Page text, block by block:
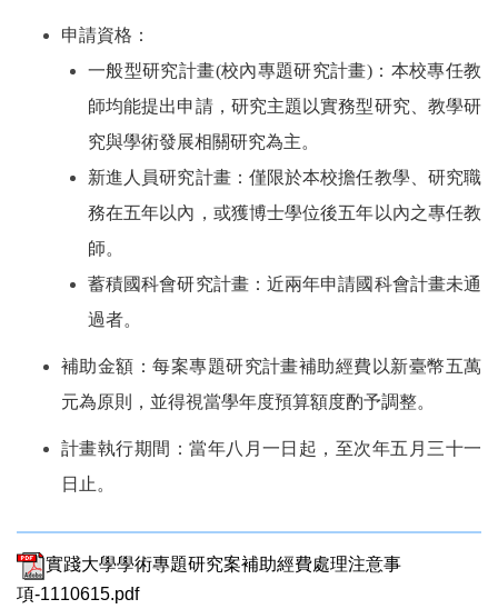
申請資格：
一般型研究計畫(校內專題研究計畫)：本校專任教
師均能提出申請，研究主題以實務型研究、教學研
究與學術發展相關研究為主。
新進人員研究計畫：僅限於本校擔任教學、研究職
務在五年以內，或獲博士學位後五年以內之專任教
師。
蓄積國科會研究計畫：近兩年申請國科會計畫未通
過者。
補助金額：每案專題研究計畫補助經費以新臺幣五萬
元為原則，並得視當學年度預算額度酌予調整。
計畫執行期間：當年八月一日起，至次年五月三十一
日止。
實踐大學學術專題研究案補助經費處理注意事
項-1110615.pdf